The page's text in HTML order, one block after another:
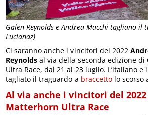
Galen Reynolds e Andrea Macchi tagliano il
Lucianaz)
Ci saranno anche i vincitori del 2022
Reynolds al via della seconda edizione
Ultra Race, dal 21 al 23 luglio. L’italiano e
tagliato il traguardo a braccetto lo scorso
Al via anche i vincitori del
Matterhorn Ultra Race